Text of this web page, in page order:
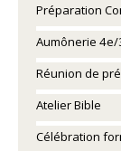
Préparation
Aumônerie 4e/
Réunion de
Atelier Bible
Célébration